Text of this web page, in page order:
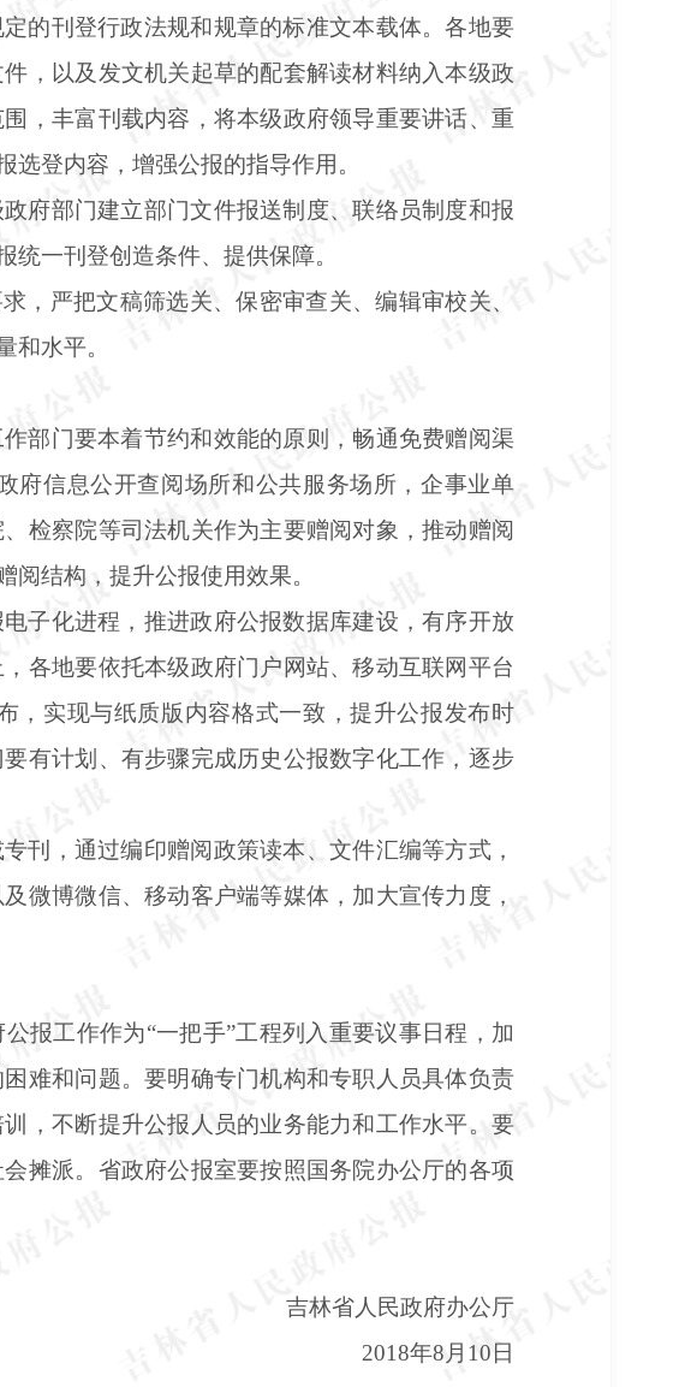
的刊登行政法规和规章的标准文本载体。各地要
，以及发文机关起草的配套解读材料纳入本级政
，丰富刊载内容，将本级政府领导重要讲话、重
登内容，增强公报的指导作用。
府部门建立部门文件报送制度、联络员制度和报
一刊登创造条件、提供保障。
，严把文稿筛选关、保密审查关、编辑审校关、
和水平。
部门要本着节约和效能的原则，畅通免费赠阅渠
府信息公开查阅场所和公共服务场所，企事业单
检察院等司法机关作为主要赠阅对象，推动赠阅
结构，提升公报使用效果。
子化进程，推进政府公报数据库建设，有序开放
各地要依托本级政府门户网站、移动互联网平台
，实现与纸质版内容格式一致，提升公报发布时
有计划、有步骤完成历史公报数字化工作，逐步
刊，通过编印赠阅政策读本、文件汇编等方式，
微博微信、移动客户端等媒体，加大宣传力度，
报工作作为“一把手”工程列入重要议事日程，加
难和问题。要明确专门机构和专职人员具体负责
，不断提升公报人员的业务能力和工作水平。要
摊派。省政府公报室要按照国务院办公厅的各项
吉林省人民政府办公厅
2018年8月10日